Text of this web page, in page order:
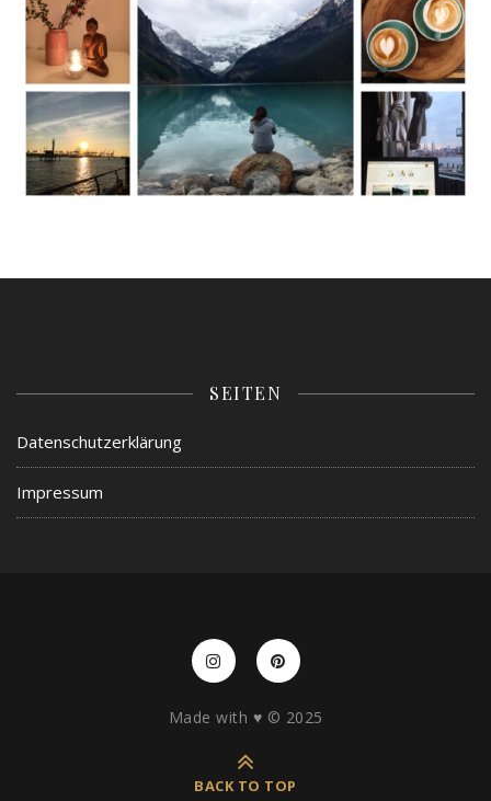
SEITEN
Datenschutzerklärung
Impressum
Made with ♥️ © 2025
BACK TO TOP